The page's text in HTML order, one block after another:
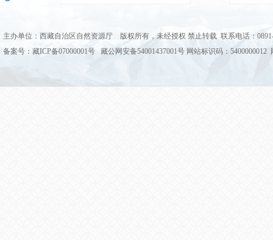
主办单位：西藏自治区自然资源厅 版权所有，未经授权 禁止转载 联系电话：
备案号：藏ICP备07000001号 藏公网安备54001437001号 网站标识码：5400000012